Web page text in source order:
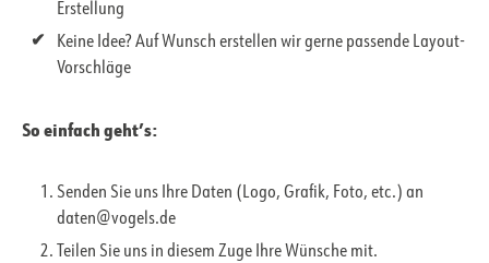
Erstellung
Keine Idee? Auf Wunsch erstellen wir gerne passende Layout-
Vorschläge
So einfach geht’s:
Senden Sie uns Ihre Daten (Logo, Grafik, Foto, etc.) an
daten@vogels.de
Teilen Sie uns in diesem Zuge Ihre Wünsche mit.